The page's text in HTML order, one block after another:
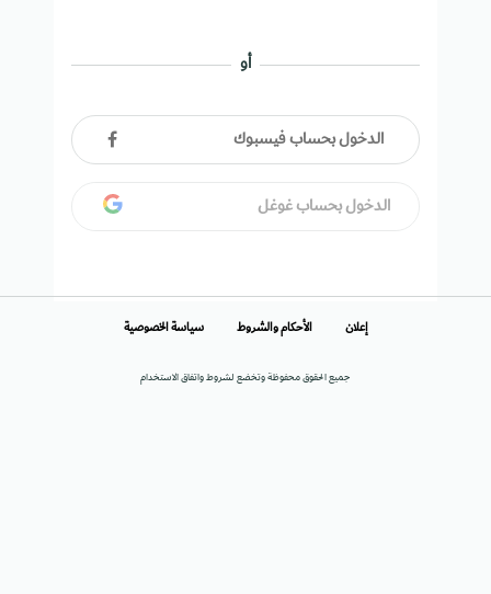
أو
الدخول بحساب فيسبوك
الدخول بحساب غوغل
جميع الحقوق محفوظة وتخضع لشروط واتفاق الاستخدام
إعلان الأحكام والشروط سياسة الخصوصية